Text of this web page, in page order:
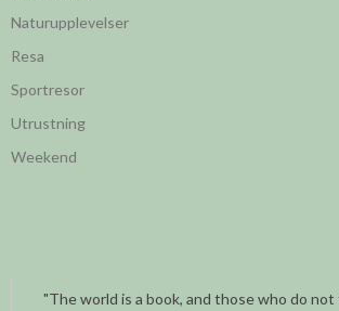
Naturupplevelser
Resa
Sportresor
Utrustning
Weekend
"The world is a book, and those who do